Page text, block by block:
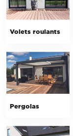
Volets roulants
Pergolas